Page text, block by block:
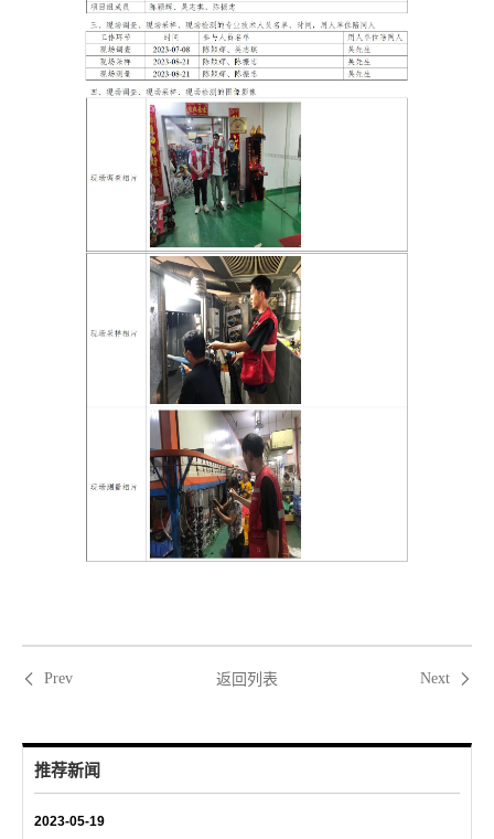
Prev 返回列表 Next
推荐新闻
2023-05-19